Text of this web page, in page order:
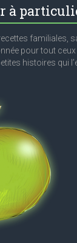
à
familiales,
pour tout
histoires qui